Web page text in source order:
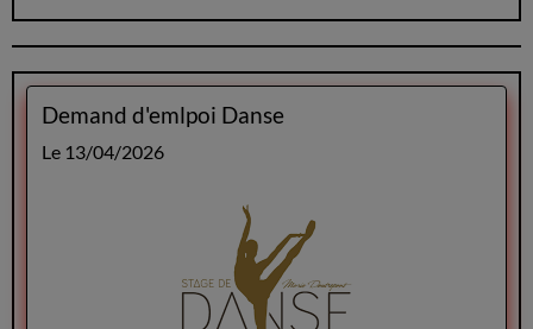
Demand d'emlpoi Danse
Le 13/04/2026